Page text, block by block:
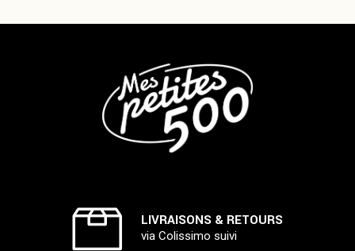
LIVRAISONS & RETOURS
via Colissimo suivi